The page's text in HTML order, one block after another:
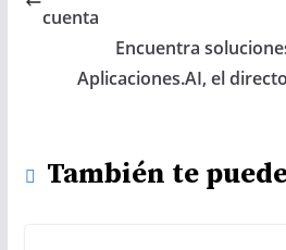
cuenta
Encuentra
Aplicaciones.AI, el
También te